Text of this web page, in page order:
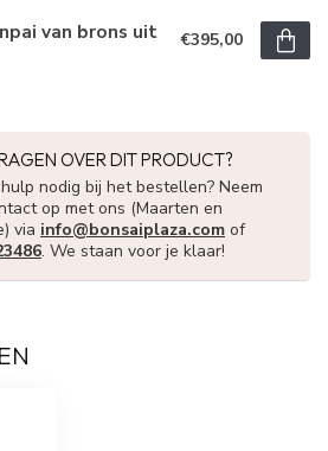
van brons uit €395,00
OVER DIT PRODUCT?
nodig bij het bestellen? Neem
op met ons (Maarten en
via info@bonsaiplaza.com of
. We staan voor je klaar!